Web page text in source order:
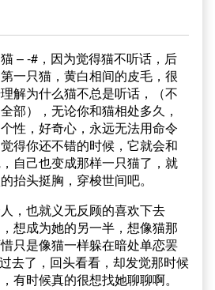
– -#，因为觉得猫不听话，后
一只猫，黄白相间的皮毛，很
解为什么猫不总是听话，（不
部），无论你和猫相处多久，
性，好奇心，永远无法用命令
得你还不错的时候，它就会和
自己也变成那样一只猫了，就
抬头挺胸，穿梭世间吧。
，也就义无反顾的喜欢下去
想成为她的另一半，想像猫那
只是像猫一样躲在暗处单恋罢
去了，回头看看，却发觉那时候
有时候真的很想找她聊聊啊。